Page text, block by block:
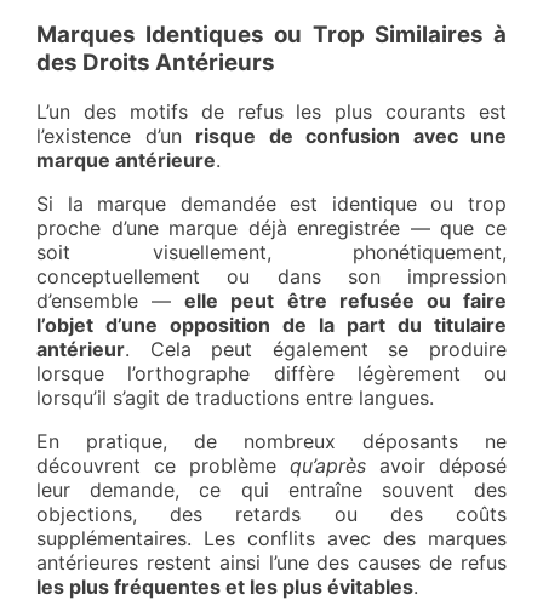
Marques Identiques ou Trop Similaires à
des Droits Antérieurs
L’un des motifs de refus les plus courants est
l’existence d’un risque de confusion avec une
marque antérieure.
Si la marque demandée est identique ou trop
proche d’une marque déjà enregistrée — que ce
soit visuellement, phonétiquement,
conceptuellement ou dans son impression
d’ensemble —elle peut être refusée ou faire
l’objet d’une opposition de la part du titulaire
antérieur. Cela peut également se produire
lorsque l’orthographe diffère légèrement ou
lorsqu’il s’agit de traductions entre langues.
En pratique, de nombreux déposants ne
découvrent ce problème qu’après avoir déposé
leur demande, ce qui entraîne souvent des
objections, des retards ou des coûts
supplémentaires. Les conflits avec des marques
antérieures restent ainsi l’une des causes de refus
les plus fréquentes et les plus évitables.